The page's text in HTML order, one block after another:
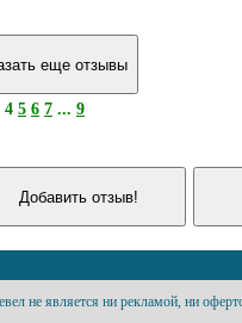
4 5 6 7 ... 9
не является ни рекламой, ни